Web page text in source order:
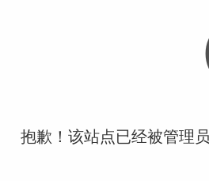
抱歉！该站点已经被管理